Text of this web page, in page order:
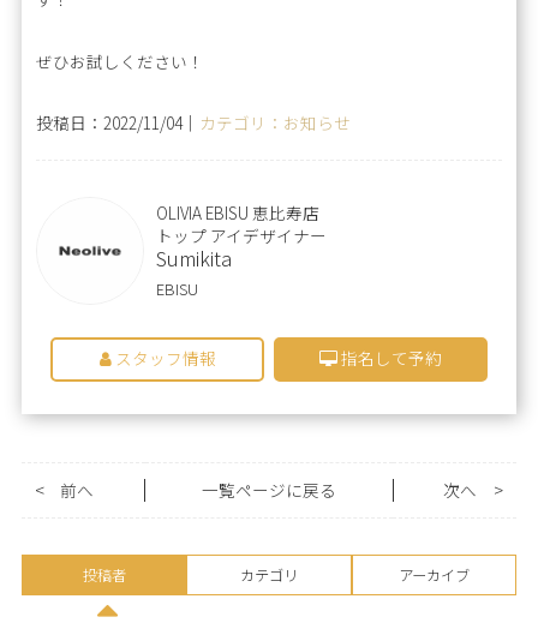
ぜひお試しください！
投稿日：2022/11/04｜ カテゴリ：お知らせ
OLIVIA EBISU 恵比寿店
トップ アイデザイナー
Sumikita
EBISU
スタッフ情報 指名して予約
< 前へ 一覧ページに戻る >
次へ
投稿者 カテゴリ アーカイブ